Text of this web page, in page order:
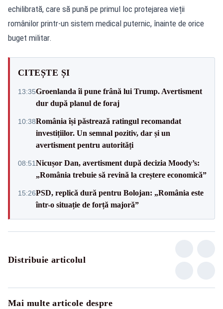
echilibrată, care să pună pe primul loc protejarea vieții
românilor printr-un sistem medical puternic, înainte de orice
buget militar.
CITEȘTE ȘI
13:35Groenlanda îi pune frână lui Trump. Avertisment
dur după planul de foraj
10:38România își păstrează ratingul recomandat
investițiilor. Un semnal pozitiv, dar și un
avertisment pentru autorități
08:51Nicușor Dan, avertisment după decizia Moody’s:
„România trebuie să revină la creștere economică”
15:26PSD, replică dură pentru Bolojan: „România este
într-o situație de forță majoră”
Distribuie articolul
Mai multe articole despre